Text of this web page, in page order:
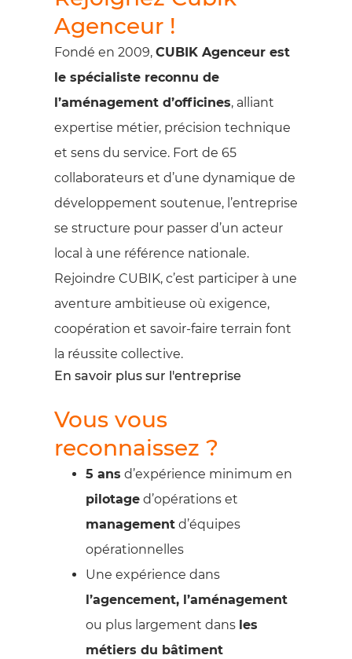
Agenceur !
Fondé en 2009, CUBIK Agenceur est
le spécialiste reconnu de
l’aménagement d’officines, alliant
expertise métier, précision technique
et sens du service. Fort de 65
collaborateurs et d’une dynamique de
développement soutenue, l’entreprise
se structure pour passer d’un acteur
local à une référence nationale.
Rejoindre CUBIK, c’est participer à une
aventure ambitieuse où exigence,
coopération et savoir-faire terrain font
la réussite collective.
En savoir plus sur l'entreprise
Vous vous
reconnaissez ?
5 ans d’expérience minimum en
pilotage d’opérations et
management d’équipes
opérationnelles
Une expérience dans
l’agencement, l’aménagement
ou plus largement dans les
métiers du bâtiment